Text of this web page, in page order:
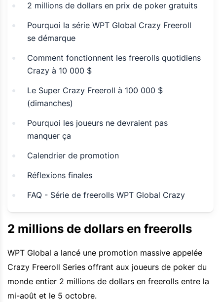
2 millions de dollars en prix de poker gratuits
Pourquoi la série WPT Global Crazy Freeroll
se démarque
Comment fonctionnent les freerolls quotidiens
Crazy à 10 000 $
Le Super Crazy Freeroll à 100 000 $
(dimanches)
Pourquoi les joueurs ne devraient pas
manquer ça
Calendrier de promotion
Réflexions finales
FAQ - Série de freerolls WPT Global Crazy
2 millions de dollars en freerolls
WPT Global a lancé une promotion massive appelée
Crazy Freeroll Series offrant aux joueurs de poker du
monde entier 2 millions de dollars en freerolls entre la
mi-août et le 5 octobre.